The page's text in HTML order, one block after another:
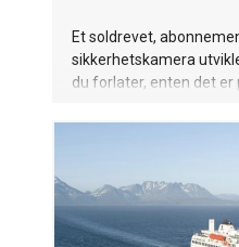
Et soldrevet,
sikkerhetskamera
du forlater, enten det
fritidsboligen når